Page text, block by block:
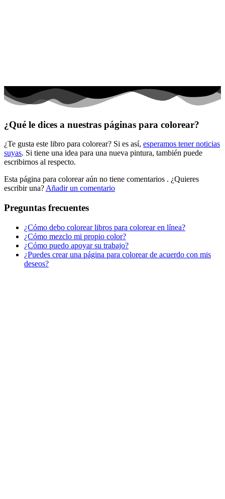
Transporte
Libros para colorear para niños
Nezaradené
Sin categorizar
¿Qué le dices a nuestras páginas para colorear?
¿Te gusta este libro para colorear? Si es así, esperamos tener noticias
suyas. Si tiene una idea para una nueva pintura, también puede
escribirnos al respecto.
Esta página para colorear aún no tiene comentarios . ¿Quieres
escribir una? Añadir un comentario
Preguntas frecuentes
¿Cómo debo colorear libros para colorear en línea?
¿Cómo mezclo mi propio color?
¿Cómo puedo apoyar su trabajo?
¿Puedes crear una página para colorear de acuerdo con mis
deseos?